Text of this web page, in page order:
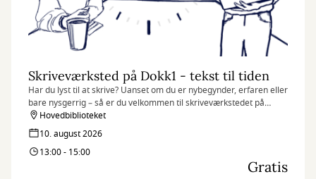
Skriveværksted på Dokk1 - tekst til tiden
Har du lyst til at skrive? Uanset om du er nybegynder, erfaren eller
bare nysgerrig – så er du velkommen til skriveværkstedet på
Dokk1. Her handler det ikke om at skrive korrekt, men om at
slippe fantasien løs og finde glæde i sproget.
Hovedbiblioteket
10. august 2026
13:00 - 15:00
Gratis